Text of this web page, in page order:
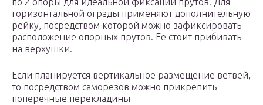
горизонтальной ограды применяют дополнительную
рейку, посредством которой можно зафиксировать
расположение опорных прутов. Ее стоит прибивать
на верхушки.
Если планируется вертикальное размещение ветвей,
то посредством саморезов можно прикрепить
поперечные перекладины